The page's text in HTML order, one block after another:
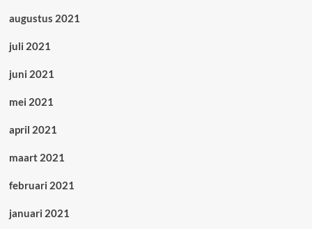
augustus 2021
juli 2021
juni 2021
mei 2021
april 2021
maart 2021
februari 2021
januari 2021